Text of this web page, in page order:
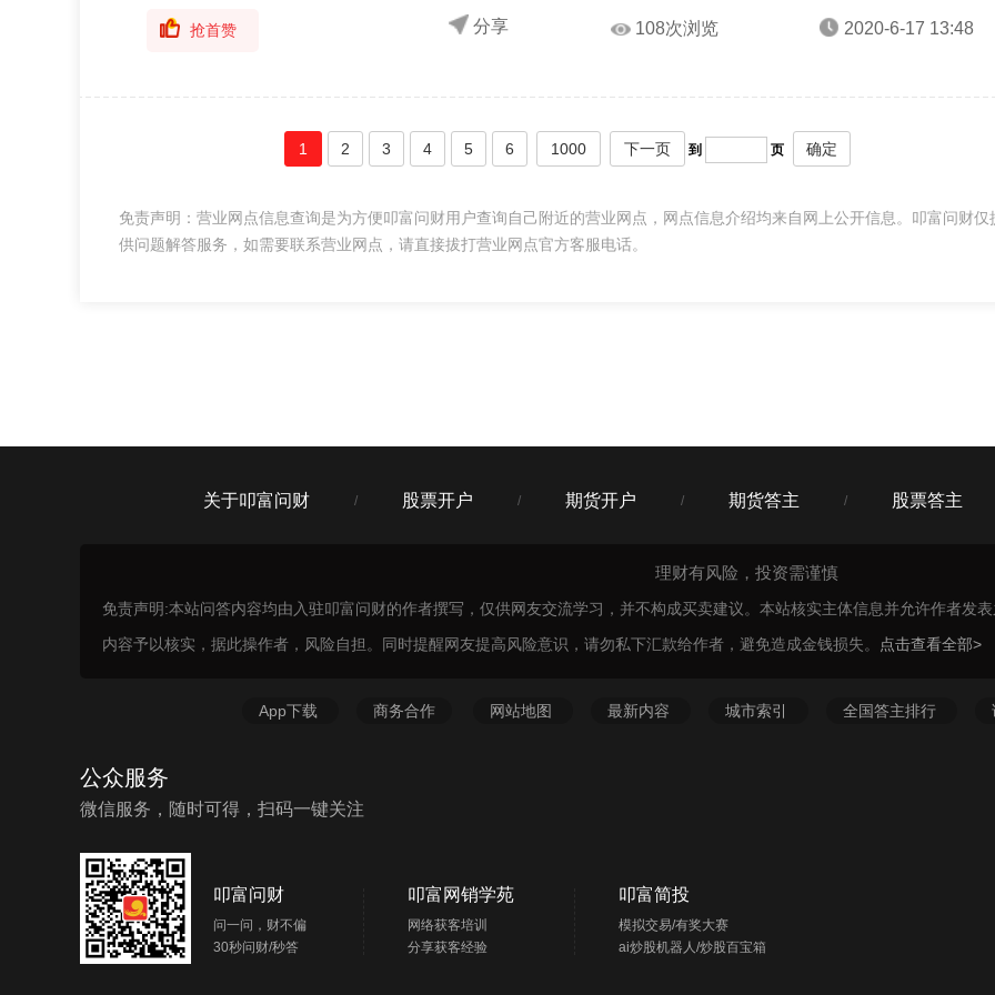
抢首赞 分享 108次浏览 2020-6-17 13:48
1 2 3 4 5 6 1000 下一页 到 页 确定
免责声明：营业网点信息查询是为方便叩富问财用户查询自己附近的营业网点，网点信息介绍均来自网上公开信息。叩富问财仅
供问题解答服务，如需要联系营业网点，请直接拔打营业网点官方客服电话。
关于叩富问财 / 股票开户 / 期货开户 / 期货答主 / 股票答主
理财有风险，投资需谨慎
免责声明:本站问答内容均由入驻叩富问财的作者撰写，仅供网友交流学习，并不构成买卖建议。本站核实主体信息并允许作者发
内容予以核实，据此操作者，风险自担。同时提醒网友提高风险意识，请勿私下汇款给作者，避免造成金钱损失。
点击查看全部>
App下载 商务合作 网站地图 最新内容 城市索引 全国答主排行
公众服务
微信服务，随时可得，扫码一键关注
叩富问财
问一问，财不偏
30秒问财/秒答
叩富网销学苑
网络获客培训
分享获客经验
叩富简投
模拟交易/有奖大赛
ai炒股机器人/炒股百宝箱